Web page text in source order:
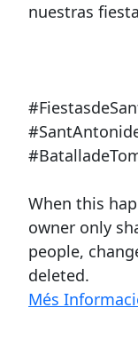
nuestras
When this
owner only
people,
deleted.
Més